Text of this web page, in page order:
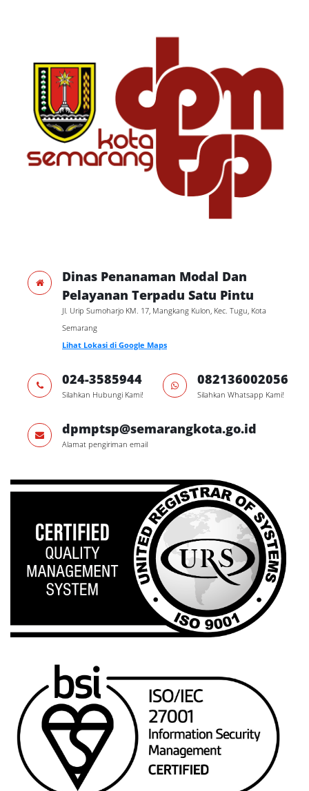
Dinas Penanaman Modal Dan
Pelayanan Terpadu Satu Pintu
Jl. Urip Sumoharjo KM. 17, Mangkang Kulon, Kec. Tugu, Kota
Semarang
Lihat Lokasi di Google Maps
024-3585944
Silahkan Hubungi Kami!
082136002056
Silahkan Whatsapp Kami!
dpmptsp@semarangkota.go.id
Alamat pengiriman email